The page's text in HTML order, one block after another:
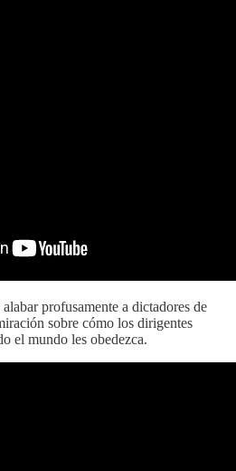
alabar profusamente a dictadores de
sobre cómo los dirigentes
el mundo les obedezca.